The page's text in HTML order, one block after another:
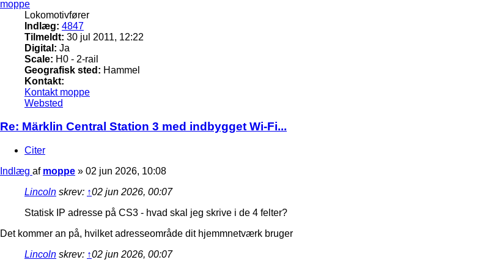
moppe
Lokomotivfører
Indlæg: 4847
Tilmeldt: 30 jul 2011, 12:22
Digital: Ja
Scale: H0 - 2-rail
Geografisk sted: Hammel
Kontakt:
Kontakt moppe
Websted
Re: Märklin Central Station 3 med indbygget Wi-Fi...
Citer
Indlæg af moppe » 02 jun 2026, 10:08
Lincoln skrev: ↑02 jun 2026, 00:07
Statisk IP adresse på CS3 - hvad skal jeg skrive i de 4 felter?
Det kommer an på, hvilket adresseområde dit hjemmnetværk bruger
Lincoln skrev: ↑02 jun 2026, 00:07